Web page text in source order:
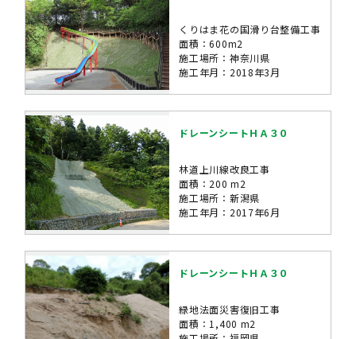
くりはま花の国滑り台整備工事
面積：600m2
施工場所：神奈川県
施工年月：2018年3月
ドレーンシートＨＡ３０
林道上川線改良工事
面積：200 m2
施工場所：新潟県
施工年月：2017年6月
ドレーンシートＨＡ３０
緑地法面災害復旧工事
面積：1,400 m2